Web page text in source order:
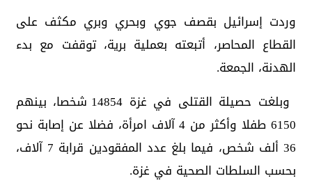
وردت إسرائيل بقصف جوي وبحري وبري مكثف على
القطاع المحاصر، أتبعته بعملية برية، توقفت مع بدء
الهدنة، الجمعة.
وبلغت حصيلة القتلى في غزة 14854 شخصا، بينهم
6150 طفلا وأكثر من 4 آلاف امرأة، فضلا عن إصابة نحو
36 ألف شخص، فيما بلغ عدد المفقودين قرابة 7 آلاف،
بحسب السلطات الصحية في غزة.